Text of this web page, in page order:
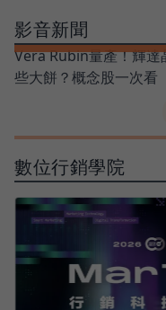
影音新聞
Vera Rubin量產！輝達
些大餅？概念股一次看
數位行銷學院